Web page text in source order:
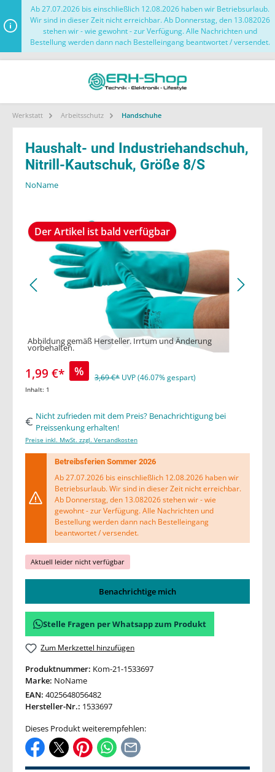
Ab 27.07.2026 bis einschließlich 12.08.2026 haben wir Betriebsurlaub.
Wir sind in dieser Zeit nicht erreichbar. Ab Donnerstag, den 13.082026
stehen wir - wie gewohnt - zur Verfügung. Alle Nachrichten und
Bestellung werden dann nach Bestelleingang beantwortet / versendet.
Werkstatt Arbeitsschutz Handschuhe
Haushalt- und Industriehandschuh,
Nitrill-Kautschuk, Größe 8/S
NoName
Der Artikel ist bald verfügbar
Abbildung gemäß Hersteller. Irrtum und Änderung
vorbehalten.
1,99 €* % 3,69 €* UVP (46.07% gespart)
Inhalt: 1
Nicht zufrieden mit dem Preis? Benachrichtigung bei
Preissenkung erhalten!
Preise inkl. MwSt. zzgl. Versandkosten
Betreibsferien Sommer 2026
Ab 27.07.2026 bis einschließlich 12.08.2026 haben wir
Betriebsurlaub. Wir sind in dieser Zeit nicht erreichbar.
Ab Donnerstag, den 13.082026 stehen wir - wie
gewohnt - zur Verfügung. Alle Nachrichten und
Bestellung werden dann nach Bestelleingang
beantwortet / versendet.
Aktuell leider nicht verfügbar
Benachrichtige mich
Stelle Fragen per Whatsapp zum Produkt
Zum Merkzettel hinzufügen
Produktnummer: Kom-21-1533697
Marke: NoName
EAN: 4025648056482
Hersteller-Nr.: 1533697
Dieses Produkt weiterempfehlen: